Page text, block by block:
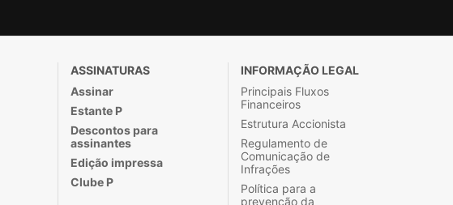
ASSINATURAS
Assinar
Estante P
Descontos para
assinantes
Edição impressa
Clube P
INFORMAÇÃO LEGAL
Principais Fluxos
Financeiros
Estrutura Accionista
Regulamento de
Comunicação de
Infrações
Política para a
prevenção da